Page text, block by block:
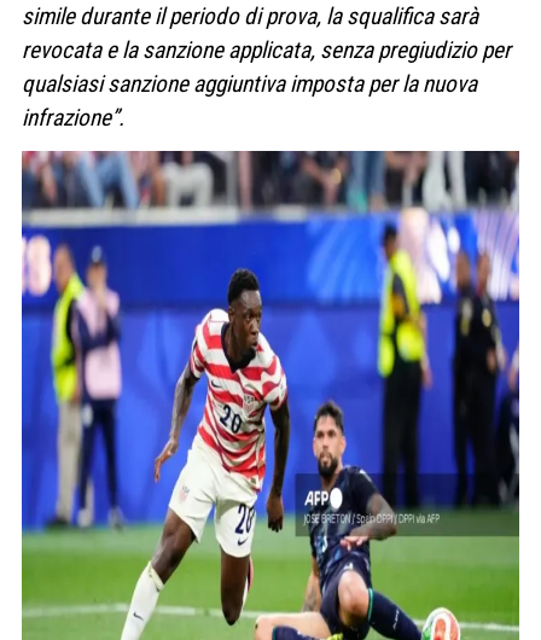
simile durante il periodo di prova, la squalifica sarà
revocata e la sanzione applicata, senza pregiudizio per
qualsiasi sanzione aggiuntiva imposta per la nuova
infrazione”.